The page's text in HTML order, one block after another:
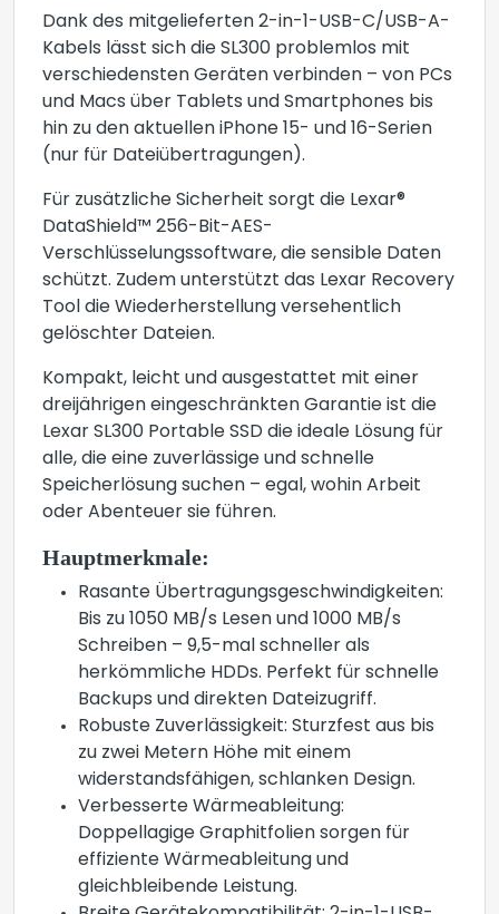
Dank des mitgelieferten 2-in-1-USB-C/USB-A-
Kabels lässt sich die SL300 problemlos mit
verschiedensten Geräten verbinden – von PCs
und Macs über Tablets und Smartphones bis
hin zu den aktuellen iPhone 15- und 16-Serien
(nur für Dateiübertragungen).
Für zusätzliche Sicherheit sorgt die Lexar®
DataShield™ 256-Bit-AES-
Verschlüsselungssoftware, die sensible Daten
schützt. Zudem unterstützt das Lexar Recovery
Tool die Wiederherstellung versehentlich
gelöschter Dateien.
Kompakt, leicht und ausgestattet mit einer
dreijährigen eingeschränkten Garantie ist die
Lexar SL300 Portable SSD die ideale Lösung für
alle, die eine zuverlässige und schnelle
Speicherlösung suchen – egal, wohin Arbeit
oder Abenteuer sie führen.
Hauptmerkmale:
Rasante Übertragungsgeschwindigkeiten:
Bis zu 1050 MB/s Lesen und 1000 MB/s
Schreiben – 9,5-mal schneller als
herkömmliche HDDs. Perfekt für schnelle
Backups und direkten Dateizugriff.
Robuste Zuverlässigkeit: Sturzfest aus bis
zu zwei Metern Höhe mit einem
widerstandsfähigen, schlanken Design.
Verbesserte Wärmeableitung:
Doppellagige Graphitfolien sorgen für
effiziente Wärmeableitung und
gleichbleibende Leistung.